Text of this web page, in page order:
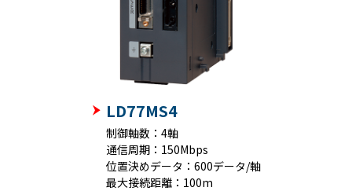
LD77MS4
制御軸数：4軸
通信周期：150Mbps
位置決めデータ：600データ/軸
最大接続距離：100m